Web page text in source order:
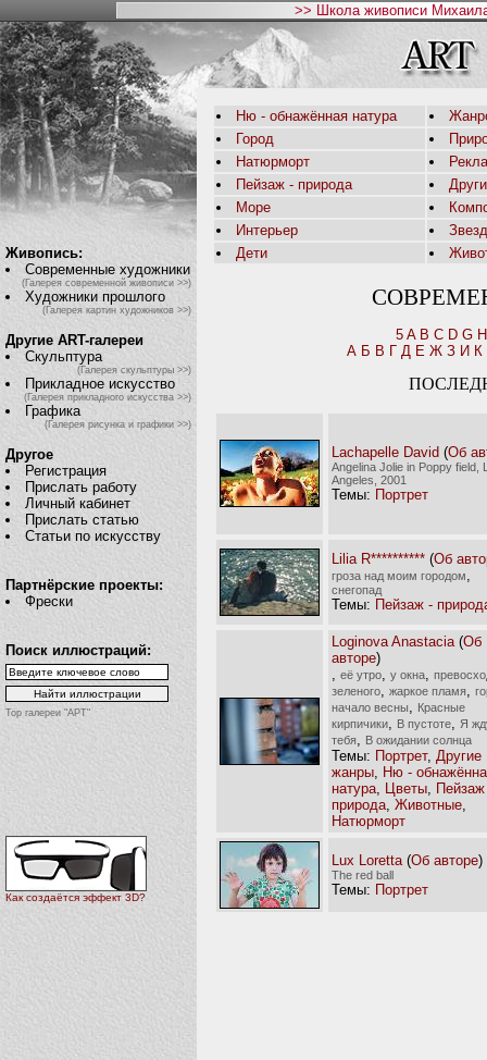
>> Школа живописи
Живопись:
Современные художники
(Галерея современной живописи >>)
Художники прошлого
(Галерея картин художников >>)
Другие ART-галереи
Скульптура
(Галерея скульптуры >>)
Прикладное искусство
(Галерея прикладного искусства >>)
Графика
(Галерея рисунка и графики >>)
Другое
Регистрация
Прислать работу
Личный кабинет
Прислать статью
Статьи по искусству
Партнёрские проекты:
Фрески
Поиск иллюстраций:
Top галереи "АРТ"
Как создаётся эффект 3D?
Ню - обнажённая натура
Город
Натюрморт
Пейзаж - природа
Море
Интерьер
Дети
5 A B C D G H
А Б В Г Д Е Ж З И К
Lachapelle David (Об
Angelina Jolie in Poppy field,
Angeles, 2001
Темы: Портрет
Lilia R********** (Об
гроза над моим городом
снегопад
Темы: Пейзаж -
Loginova Anastacia (Об
авторе)
её утро у окна
зеленого
жаркое пламя
начало весны
Красные
кирпичики
В пустоте
Я
тебя
В ожидании солнца
Темы: Портрет, Другие
жанры
Ню -
натура
Цветы
природа Животные
Натюрморт
Lux Loretta (Об авторе)
The red ball
Темы: Портрет